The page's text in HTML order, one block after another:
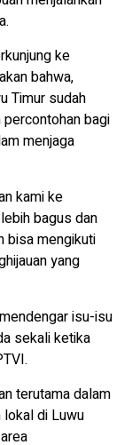
ke
bahwa,
Timur sudah
percontohan bagi
menjaga
kami ke
bagus dan
bisa mengikuti
yang
isu-isu
sekali ketika
terutama dalam
lokal di Luwu